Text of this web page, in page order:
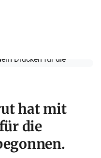
hat mit
die